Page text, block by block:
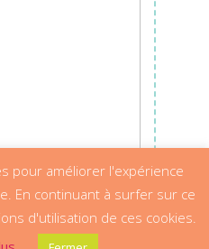
pour améliorer l'expérience
En continuant à surfer sur ce
d'utilisation de ces cookies.